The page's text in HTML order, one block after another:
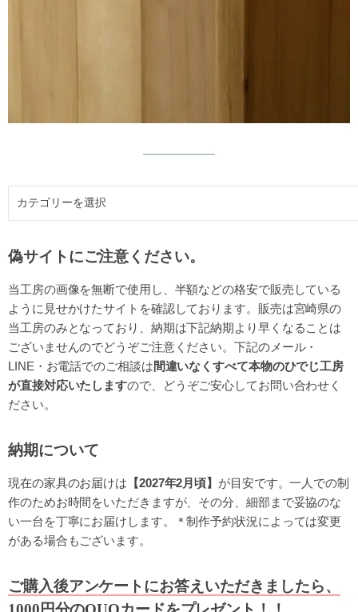
偽サイトにご注意ください。
当工房の画像を無断で使用し、半額などの格安で販売している
ように見せかけたサイトを確認しております。販売は宮崎県の
当工房のみとなっており、納期は下記納期より早くなることは
ございませんのでどうぞご注意ください。下記のメール・
LINE・お電話でのご相談は間違いなくすべて本物のひでじ工房
が直接対応いたしますので、どうぞご安心してお問い合わせく
ださい。
納期について
現在の家具のお届けは 【2027年2月頃】 が目安です。一人での制
作のためお時間をいただきますが、その分、細部まで妥協のな
い一台を丁寧にお届けします。＊制作予約状況によっては変更
がある場合もございます。
ご購入後アンケートにお答えいただきましたら、